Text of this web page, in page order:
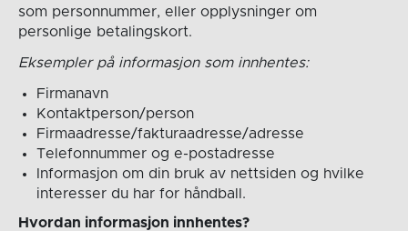
som personnummer, eller opplysninger om
personlige betalingskort.
Eksempler på informasjon som innhentes:
Firmanavn
Kontaktperson/person
Firmaadresse/fakturaadresse/adresse
Telefonnummer og e-postadresse
Informasjon om din bruk av nettsiden og hvilke
interesser du har for håndball.
Hvordan informasjon innhentes?